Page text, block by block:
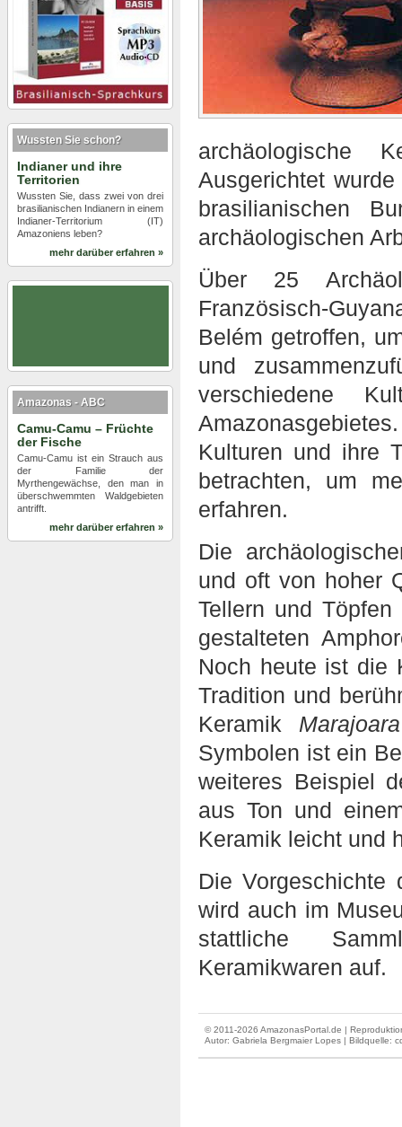
archäologische
Ausgerichtet
brasilianischen
archäologischen
Über 25
Französisch-
Belém getroffen,
und
verschiedene
Kulturen und ihre
betrachten, um
erfahren.
Die
und oft von hoher
Tellern und
gestalteten
Noch heute ist die
Tradition und
Keramik Marajoara
Symbolen ist ein
weiteres Beispiel
aus Ton und
Keramik leicht und
Die Vorgeschichte
wird auch im
stattliche
Keramikwaren auf.
© 2011-2026 AmazonasPortal.de |
Autor: Gabriela Bergmaier Lopes | Bildquelle:
Wussten Sie schon?
Indianer und ihre
Territorien
Wussten Sie, dass zwei von drei
brasilianischen Indianern in einem
Indianer-Territorium (IT)
Amazoniens leben?
mehr darüber erfahren »
Amazonas - ABC
Camu-Camu – Früchte
der Fische
Camu-Camu ist ein Strauch aus
der Familie der
Myrthengewächse, den man in
überschwemmten Waldgebieten
antrifft.
mehr darüber erfahren »